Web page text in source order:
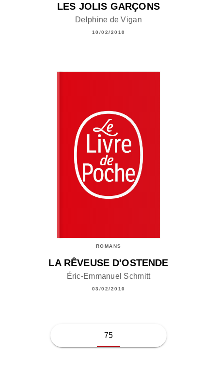
LES JOLIS GARÇONS
Delphine de Vigan
10/02/2010
ROMANS
LA RÊVEUSE D'OSTENDE
Éric-Emmanuel Schmitt
03/02/2010
75